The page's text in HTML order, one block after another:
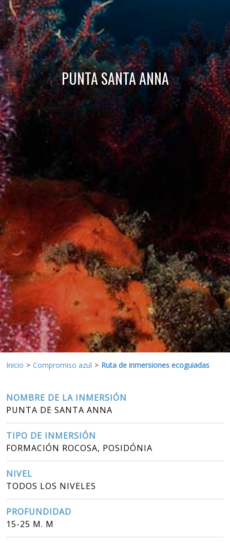
PUNTA SANTA ANNA
Inicio Compromiso azul Ruta de inmersiones ecoguiadas
NOMBRE DE LA INMERSIÓN
PUNTA DE SANTA ANNA
TIPO DE INMERSIÓN
FORMACIÓN ROCOSA, POSIDÓNIA
NIVEL
TODOS LOS NIVELES
PROFUNDIDAD
15-25 M. M
Este sitio web utiliza Cookies propias para recopilar
información con la finalidad de mejorar nuestros servicios.
Si continua navegando, supone la aceptación de la
instalación de las mismas. El usuario tiene la posibilidad
de configurar su navegador pudiendo, si así lo desea,
impedir que sean instaladas en su disco duro, aunque
deberá tener en cuenta que dicha acción podrá ocasionar
dificultades de navegación de la página web.
Analíticas y personalización
Permiten realizar el seguimiento y análisis del
comportamiento de los usuarios de este sitio web. La
información recogida mediante este tipo de cookies se
utiliza en la medición de la actividad de la web para la
elaboración de perfiles de navegación de los usuarios con
el fin de introducir mejoras en función del análisis de los
datos de uso que hacen los usuarios del servicio. Permiten
mejorar la calidad de nuestros servicios y para ofrecer una
mejor experiencia a través de productos recomendados.
Marketing y publicidad
Estas cookies son utilizadas para almacenar información
sobre las preferencias y elecciones personales del usuario
a través de la observación continuada de sus hábitos de
navegación. Gracias a ellas, podemos conocer los hábitos
de navegación en el sitio web y mostrar publicidad
relacionada con el perfil de navegación del usuario.